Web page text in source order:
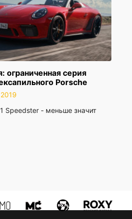
ограниченная серия
Porsche
Speedster - меньше значит